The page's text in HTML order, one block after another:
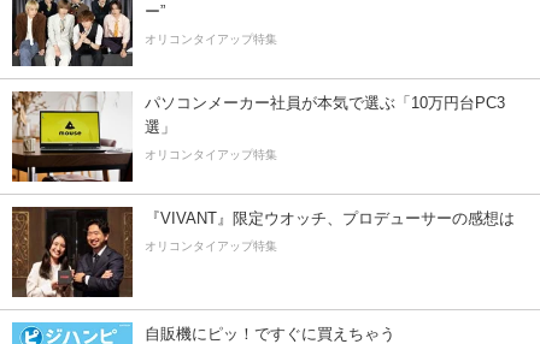
ー”
オリコンタイアップ特集
パソコンメーカー社員が本気で選ぶ「10万円台PC3
選」
オリコンタイアップ特集
『VIVANT』限定ウオッチ、プロデューサーの感想は
オリコンタイアップ特集
自販機にピッ！ですぐに買えちゃう